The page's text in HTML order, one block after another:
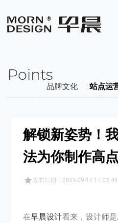
Points
品牌文化 站点运
解锁新姿势！
法为你制作高
发布日期：2022-09-17 17:03:44
在早晨设计看来，设计师